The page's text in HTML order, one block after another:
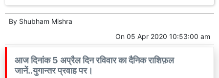
By Shubham Mishra
On 05 Apr 2020 10:53:00 am
आज दिनांक 5 अप्रैल दिन रविवार का दैनिक राशिफ़ल
जानें..युगान्तर प्रवाह पर।